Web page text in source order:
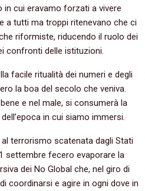
cui eravamo forzati a vivere
a tutti ma troppi ritenevano che ci
riformiste, riducendo il ruolo dei
confronti delle istituzioni.
facile ritualità dei numeri e degli
la boa del secolo che veniva.
e nel male, si consumerà la
in cui siamo immersi.
terrorismo scatenata dagli Stati
settembre fecero evaporare la
dei No Global che, nel giro di
coordinarsi e agire in ogni dove in